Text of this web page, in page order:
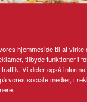
hjemmeside til at virke
tilbyde funktioner i
Vi deler også
vores sociale medier, i